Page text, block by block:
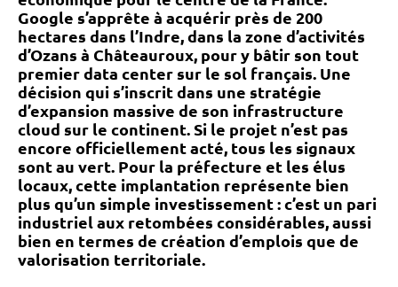
Google s’apprête à acquérir près de 200
hectares dans l’Indre, dans la zone d’activités
d’Ozans à Châteauroux, pour y bâtir son tout
premier data center sur le sol français. Une
décision qui s’inscrit dans une stratégie
d’expansion massive de son infrastructure
cloud sur le continent. Si le projet n’est pas
encore officiellement acté, tous les signaux
sont au vert. Pour la préfecture et les élus
locaux, cette implantation représente bien
plus qu’un simple investissement : c’est un pari
industriel aux retombées considérables, aussi
bien en termes de création d’emplois que de
valorisation territoriale.